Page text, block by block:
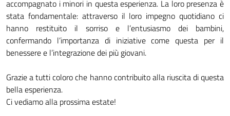
accompagnato i minori in questa esperienza. La loro presenza è
stata fondamentale: attraverso il loro impegno quotidiano ci
hanno restituito il sorriso e l’entusiasmo dei bambini,
confermando l’importanza di iniziative come questa per il
benessere e l’integrazione dei più giovani.
Grazie a tutti coloro che hanno contribuito alla riuscita di questa
bella esperienza.
Ci vediamo alla prossima estate!